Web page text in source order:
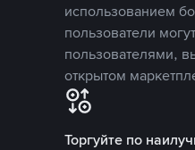
использованием
пользователи
пользователями,
открытом
Торгуйте по